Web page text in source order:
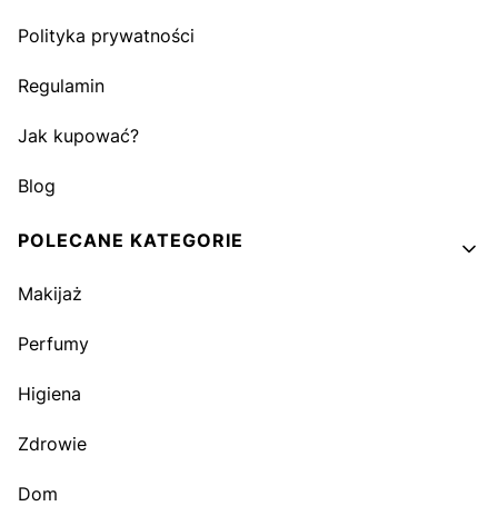
Polityka prywatności
Regulamin
Jak kupować?
Blog
POLECANE KATEGORIE
Makijaż
Perfumy
Higiena
Zdrowie
Dom